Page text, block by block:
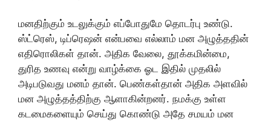
மனதிற்கும் உடலுக்கும் எப்போதுமே தொடர்பு உண்டு.
ஸ்ட்ரெஸ், டிப்ரெஷன் என்பவை எல்லாம் மன அழுத்ததின்
எதிரொலிகள் தான். அதிக வேலை, தூக்கமின்மை,
துரித உணவு என்று வாழ்க்கை ஓட இதில் முதலில்
அடிபடுவது மனம் தான். பெண்கள்தான் அதிக அளவில்
மன அழுத்தத்திற்கு ஆளாகின்றனர். நமக்கு உள்ள
கடமைகளையும் செய்து கொண்டு அதே சமயம் மன